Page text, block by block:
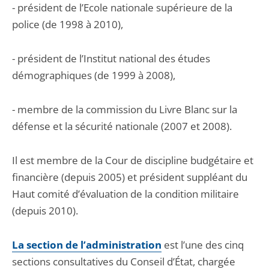
- président de l’Ecole nationale supérieure de la
police (de 1998 à 2010),
- président de l’Institut national des études
démographiques (de 1999 à 2008),
- membre de la commission du Livre Blanc sur la
défense et la sécurité nationale (2007 et 2008).
Il est membre de la Cour de discipline budgétaire et
financière (depuis 2005) et président suppléant du
Haut comité d’évaluation de la condition militaire
(depuis 2010).
La section de l’administration est l’une des cinq
sections consultatives du Conseil d’État, chargée